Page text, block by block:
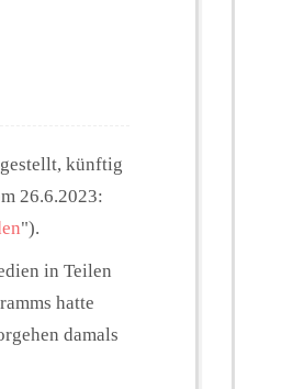
künftig
26.6.2023:
").
in Teilen
hatte
damals